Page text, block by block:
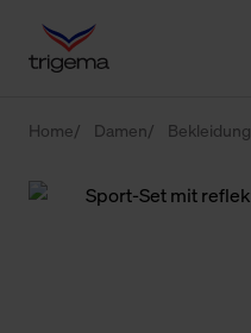
Home Damen Bekleidung